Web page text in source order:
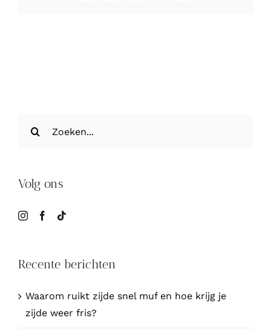
naar:
Volg ons
Recente berichten
Waarom ruikt zijde snel muf en hoe krijg je
zijde weer fris?